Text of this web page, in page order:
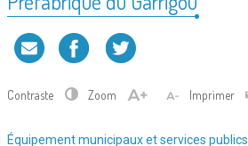
Contraste Zoom Imprimer
Catégorie
Équipement municipaux et services publics